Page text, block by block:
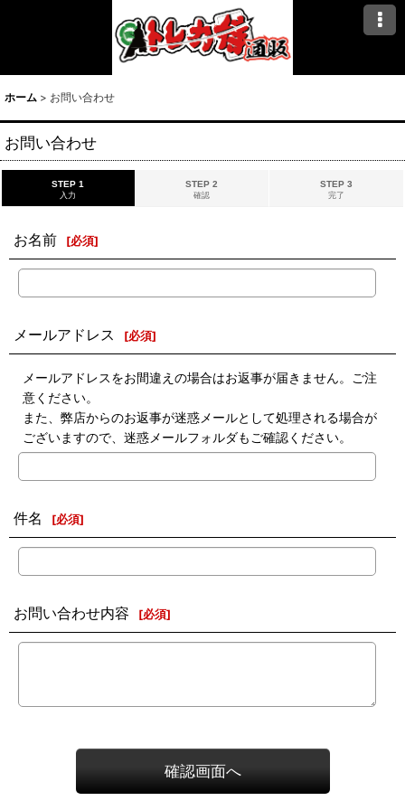
ホーム > お問い合わせ
お問い合わせ
STEP 1
入力
STEP 2
確認
STEP 3
完了
お名前 [必須]
メールアドレス [必須]
メールアドレスをお間違えの場合はお返事が届きません。ご注
意ください。
また、弊店からのお返事が迷惑メールとして処理される場合が
ございますので、迷惑メールフォルダもご確認ください。
件名 [必須]
お問い合わせ内容 [必須]
確認画面へ